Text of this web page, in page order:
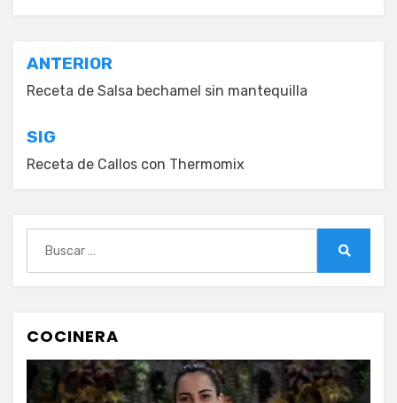
Navegación
de
entradas
ANTERIOR
Receta de Salsa bechamel sin mantequilla
SIG
Receta de Callos con Thermomix
COCINERA